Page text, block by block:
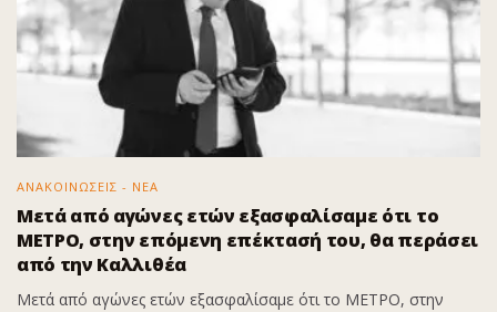
ΑΝΑΚΟΙΝΩΣΕΙΣ - ΝΕΑ
Μετά από αγώνες ετών εξασφαλίσαμε ότι το
ΜΕΤΡΟ, στην επόμενη επέκτασή του, θα περάσει
από την Καλλιθέα
Μετά από αγώνες ετών εξασφαλίσαμε ότι το ΜΕΤΡΟ, στην